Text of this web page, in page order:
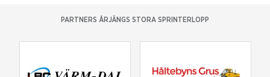
PARTNERS ÅRJÄNGS STORA SPRINTERLOPP